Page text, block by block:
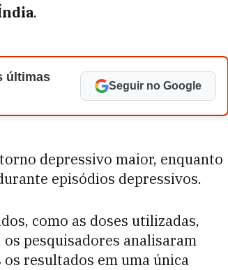
.
últimas
Seguir no Google
depressivo maior, enquanto
episódios depressivos.
como as doses utilizadas,
pesquisadores analisaram
resultados em uma única